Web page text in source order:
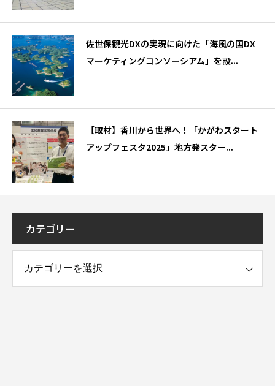
佐世保観光DXの実現に向けた「海風の国DX
マーケティングコンソーシアム」を設...
【取材】香川から世界へ！「かがわスタート
アップフェスタ2025」地方発スター...
カテゴリー